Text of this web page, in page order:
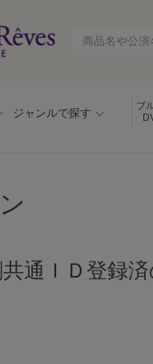
ジャンルで探す
ブ
通ＩＤ登録